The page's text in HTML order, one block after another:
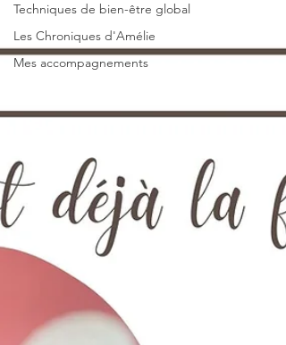
Techniques de bien-être global
Les Chroniques d'Amélie
Mes accompagnements